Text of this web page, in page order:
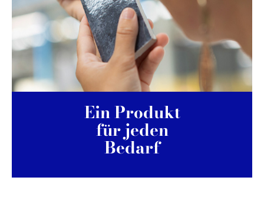
Ein Produkt
für jeden
Bedarf